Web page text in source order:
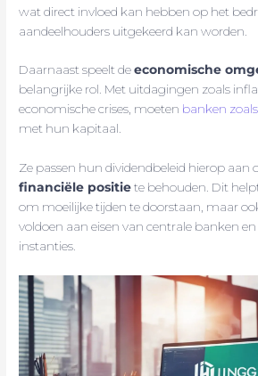
wat direct invloed kan hebben op het
aandeelhouders uitgekeerd kan worden.
Daarnaast speelt deeconomische
belangrijke rol. Met uitdagingen zoals
economische crises, moeten banken
met hun kapitaal.
Ze passen hun dividendbeleid hierop aan
financiële positiete behouden. Dit
om moeilijke tijden te doorstaan, maar
voldoen aan eisen van centrale banken
instanties.